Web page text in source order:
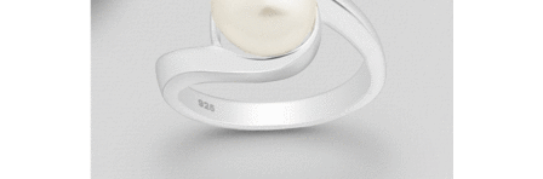
Ce
produit
a
plusieurs
variations.